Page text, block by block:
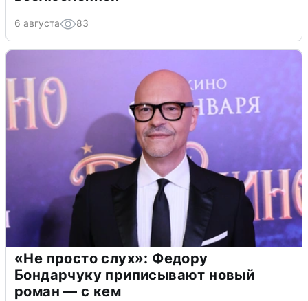
6 августа 83
«Не просто слух»: Федору
Бондарчуку приписывают новый
роман — с кем